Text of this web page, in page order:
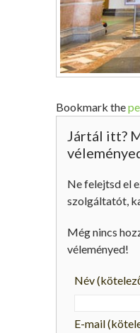
Bookmark the
Jártál itt?
Ne felejtsd el
szolgáltatót,
Még nincs
véleményed!
Név
E-mail